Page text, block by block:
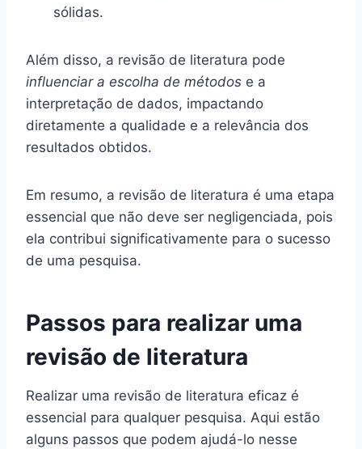
sólidas.
Além disso, a revisão de literatura pode
influenciar a escolha de métodos e a
interpretação de dados, impactando
diretamente a qualidade e a relevância dos
resultados obtidos.
Em resumo, a revisão de literatura é uma etapa
essencial que não deve ser negligenciada, pois
ela contribui significativamente para o sucesso
de uma pesquisa.
Passos para realizar uma
revisão de literatura
Realizar uma revisão de literatura eficaz é
essencial para qualquer pesquisa. Aqui estão
alguns passos que podem ajudá-lo nesse